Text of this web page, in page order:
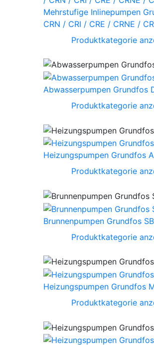
Mehrstufige Inlinepumpen
CRN / CRI / CRE / CRNE /
Produktkategorie
Abwasserpumpen Grundfos
Produktkategorie
Heizungspumpen Grundfos
Produktkategorie
Brunnenpumpen Grundfos SB
Produktkategorie
Heizungspumpen Grundfos
Produktkategorie